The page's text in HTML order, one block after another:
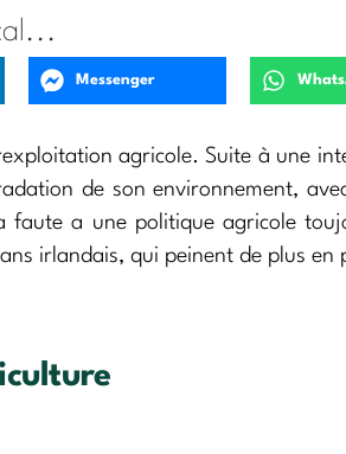
Messenger
agricole. Suite à une
de son environnement,
a une politique agricole
irlandais, qui peinent de plus en